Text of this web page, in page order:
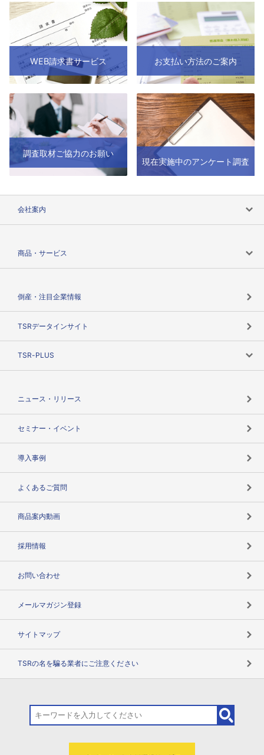
WEB請求書サービス お支払い方法のご案内
調査取材ご協力のお願い
現在実施中のアンケート調査
会社案内
商品・サービス
倒産・注目企業情報
TSRデータインサイト
TSR-PLUS
ニュース・リリース
セミナー・イベント
導入事例
よくあるご質問
商品案内動画
採用情報
お問い合わせ
メールマガジン登録
サイトマップ
TSRの名を騙る業者にご注意ください